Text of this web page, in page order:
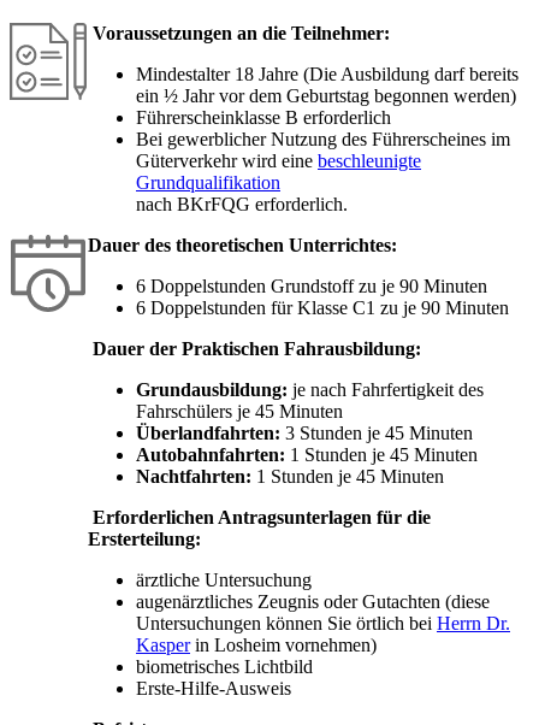
Voraussetzungen an die Teilnehmer:
Mindestalter 18 Jahre (Die Ausbildung darf bereits
ein ½ Jahr vor dem Geburtstag begonnen werden)
Führerscheinklasse B erforderlich
Bei gewerblicher Nutzung des Führerscheines im
Güterverkehr wird eine beschleunigte
Grundqualifikation
nach BKrFQG erforderlich.
Dauer des theoretischen Unterrichtes:
6 Doppelstunden Grundstoff zu je 90 Minuten
6 Doppelstunden für Klasse C1 zu je 90 Minuten
Dauer der Praktischen Fahrausbildung:
Grundausbildung: je nach Fahrfertigkeit des
Fahrschülers je 45 Minuten
Überlandfahrten: 3 Stunden je 45 Minuten
Autobahnfahrten: 1 Stunden je 45 Minuten
Nachtfahrten: 1 Stunden je 45 Minuten
Erforderlichen Antragsunterlagen für die
Ersterteilung:
ärztliche Untersuchung
augenärztliches Zeugnis oder Gutachten (diese
Untersuchungen können Sie örtlich bei Herrn Dr.
Kasperin Losheim vornehmen)
biometrisches Lichtbild
Erste-Hilfe-Ausweis